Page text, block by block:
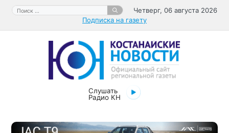
Перейти
содержимому
Поиск:
Четверг, 06 августа 2026
Подписка на газету
Слушать
Радио КН